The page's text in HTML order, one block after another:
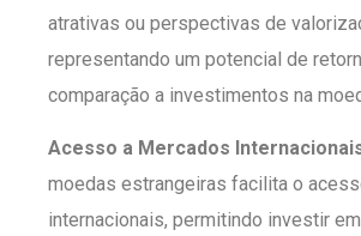
atrativas ou perspectivas de
representando um potencial de
comparação a investimentos na
Acesso a Mercados
moedas estrangeiras facilita o
internacionais, permitindo investir